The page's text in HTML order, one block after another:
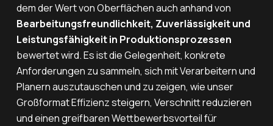
dem der Wert von Oberflächen auch anhand von
Bearbeitungsfreundlichkeit, Zuverlässigkeit und
Leistungsfähigkeit in Produktionsprozessen
bewertet wird. Es ist die Gelegenheit, konkrete
Anforderungen zu sammeln, sich mit Verarbeitern und
Planern auszutauschen und zu zeigen, wie unser
Großformat Effizienz steigern, Verschnitt reduzieren
und einen greifbaren Wettbewerbsvorteil für